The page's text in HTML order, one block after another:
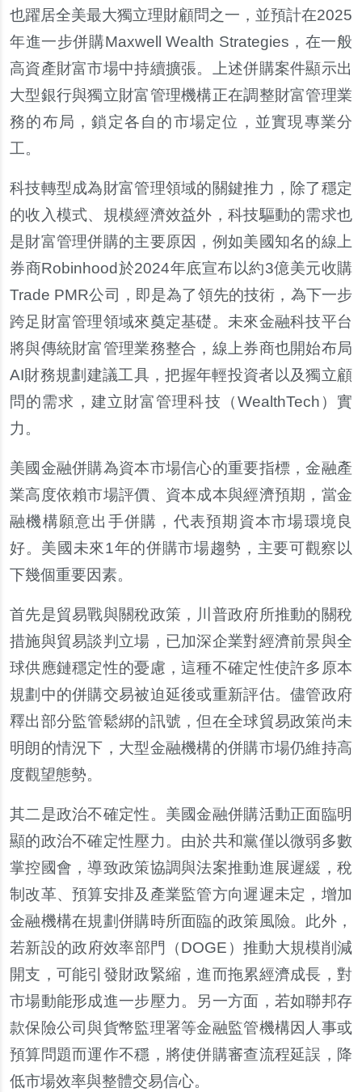
也躍居全美最大獨立理財顧問之一，並預計在2025
年進一步併購Maxwell Wealth Strategies，在一般
高資產財富市場中持續擴張。上述併購案件顯示出
大型銀行與獨立財富管理機構正在調整財富管理業
務的布局，鎖定各自的市場定位，並實現專業分
工。
科技轉型成為財富管理領域的關鍵推力，除了穩定
的收入模式、規模經濟效益外，科技驅動的需求也
是財富管理併購的主要原因，例如美國知名的線上
券商Robinhood於2024年底宣布以約3億美元收購
Trade PMR公司，即是為了領先的技術，為下一步
跨足財富管理領域來奠定基礎。未來金融科技平台
將與傳統財富管理業務整合，線上券商也開始布局
AI財務規劃建議工具，把握年輕投資者以及獨立顧
問的需求，建立財富管理科技（WealthTech）實
力。
美國金融併購為資本市場信心的重要指標，金融產
業高度依賴市場評價、資本成本與經濟預期，當金
融機構願意出手併購，代表預期資本市場環境良
好。美國未來1年的併購市場趨勢，主要可觀察以
下幾個重要因素。
首先是貿易戰與關稅政策，川普政府所推動的關稅
措施與貿易談判立場，已加深企業對經濟前景與全
球供應鏈穩定性的憂慮，這種不確定性使許多原本
規劃中的併購交易被迫延後或重新評估。儘管政府
釋出部分監管鬆綁的訊號，但在全球貿易政策尚未
明朗的情況下，大型金融機構的併購市場仍維持高
度觀望態勢。
其二是政治不確定性。美國金融併購活動正面臨明
顯的政治不確定性壓力。由於共和黨僅以微弱多數
掌控國會，導致政策協調與法案推動進展遲緩，稅
制改革、預算安排及產業監管方向遲遲未定，增加
金融機構在規劃併購時所面臨的政策風險。此外，
若新設的政府效率部門（DOGE）推動大規模削減
開支，可能引發財政緊縮，進而拖累經濟成長，對
市場動能形成進一步壓力。另一方面，若如聯邦存
款保險公司與貨幣監理署等金融監管機構因人事或
預算問題而運作不穩，將使併購審查流程延誤，降
低市場效率與整體交易信心。